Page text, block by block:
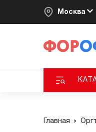
Москва
Главная